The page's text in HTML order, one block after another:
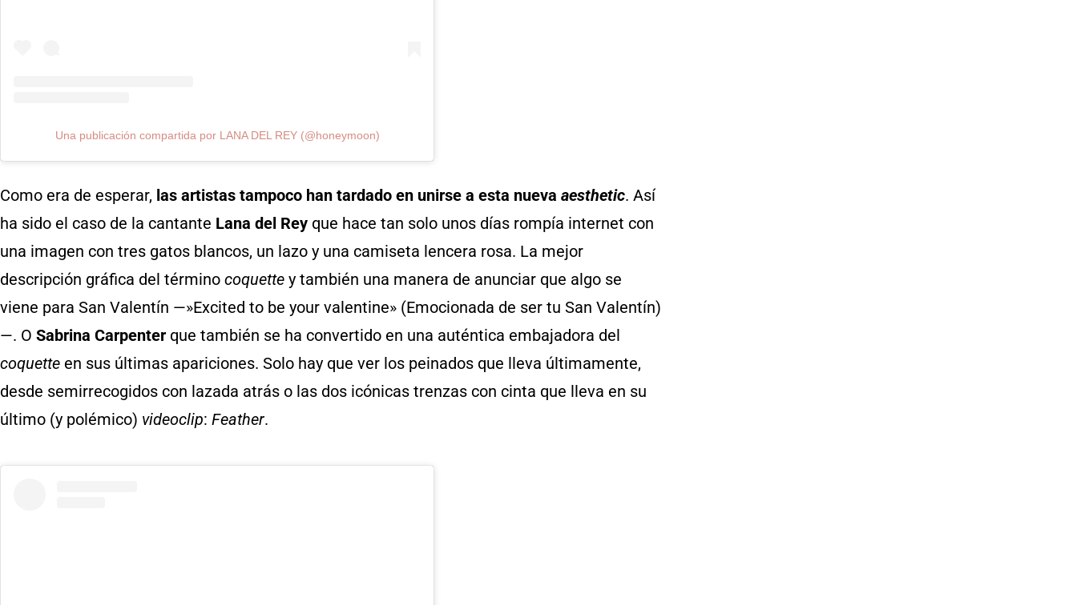
Una publicación compartida por LANA DEL REY (@honeymoon)
Como era de esperar, las artistas tampoco han tardado en unirse a esta nueva aesthetic. Así
ha sido el caso de la cantante Lana del Rey que hace tan solo unos días rompía internet con
una imagen con tres gatos blancos, un lazo y una camiseta lencera rosa. La mejor
descripción gráfica del término coquette y también una manera de anunciar que algo se
viene para San Valentín —»Excited to be your valentine» (Emocionada de ser tu San Valentín)
—. O Sabrina Carpenter que también se ha convertido en una auténtica embajadora del
coquette en sus últimas apariciones. Solo hay que ver los peinados que lleva últimamente,
desde semirrecogidos con lazada atrás o las dos icónicas trenzas con cinta que lleva en su
último (y polémico) videoclip: Feather.